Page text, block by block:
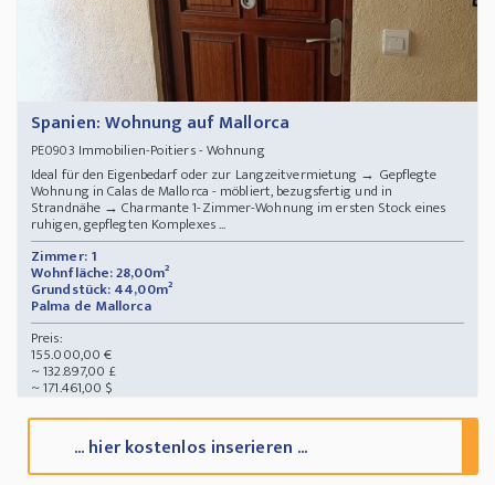
Spanien: Wohnung auf Mallorca
PE0903 Immobilien-Poitiers - Wohnung
Ideal für den Eigenbedarf oder zur Langzeitvermietung → Gepflegte
Wohnung in Calas de Mallorca - möbliert, bezugsfertig und in
Strandnähe → Charmante 1-Zimmer-Wohnung im ersten Stock eines
ruhigen, gepflegten Komplexes ...
Zimmer: 1
Wohnfläche: 28,00m²
Grundstück: 44,00m²
Palma de Mallorca
Preis:
155.000,00 €
~ 132.897,00 £
~ 171.461,00 $
... hier kostenlos inserieren ...